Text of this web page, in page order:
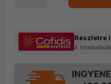
Részletre
A